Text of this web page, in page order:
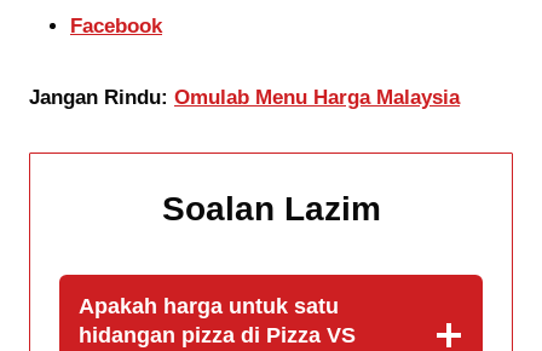
Facebook
Jangan Rindu: Omulab Menu Harga Malaysia
Soalan Lazim
Apakah harga untuk satu
hidangan pizza di Pizza VS